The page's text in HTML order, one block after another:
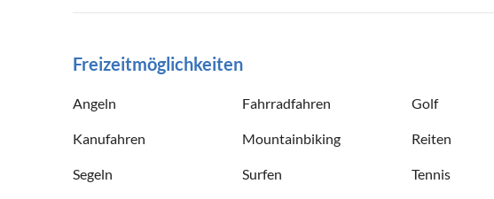
Freizeitmöglichkeiten
Angeln Fahrradfahren Golf
Kanufahren Mountainbiking Reiten
Segeln Surfen Tennis